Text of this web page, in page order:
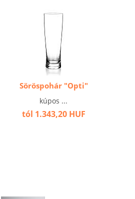
Söröspohár "Opti"
kúpos ...
tól 1.343,20 HUF